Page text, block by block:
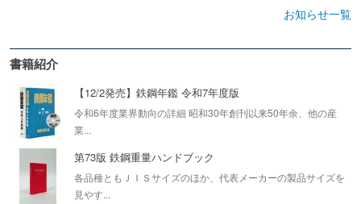
お知らせ一覧
書籍紹介
【12/2発売】鉄鋼年鑑 令和7年度版
令和6年度業界動向の詳細 昭和30年創刊以来50年余、他の産
業...
第73版 鉄鋼重量ハンドブック
各品種ともＪＩＳサイズのほか、代表メーカーの製品サイズを
見やす...